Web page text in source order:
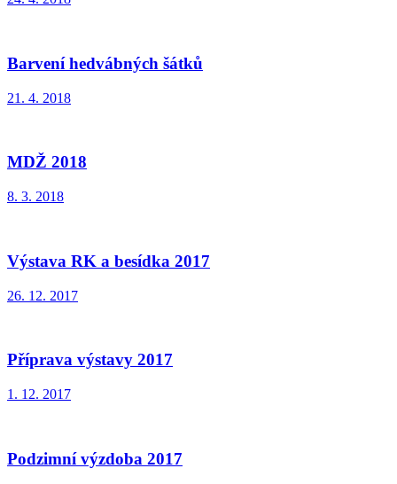
Barvení hedvábných šátků
21. 4. 2018
MDŽ 2018
8. 3. 2018
Výstava RK a besídka 2017
26. 12. 2017
Příprava výstavy 2017
1. 12. 2017
Podzimní výzdoba 2017